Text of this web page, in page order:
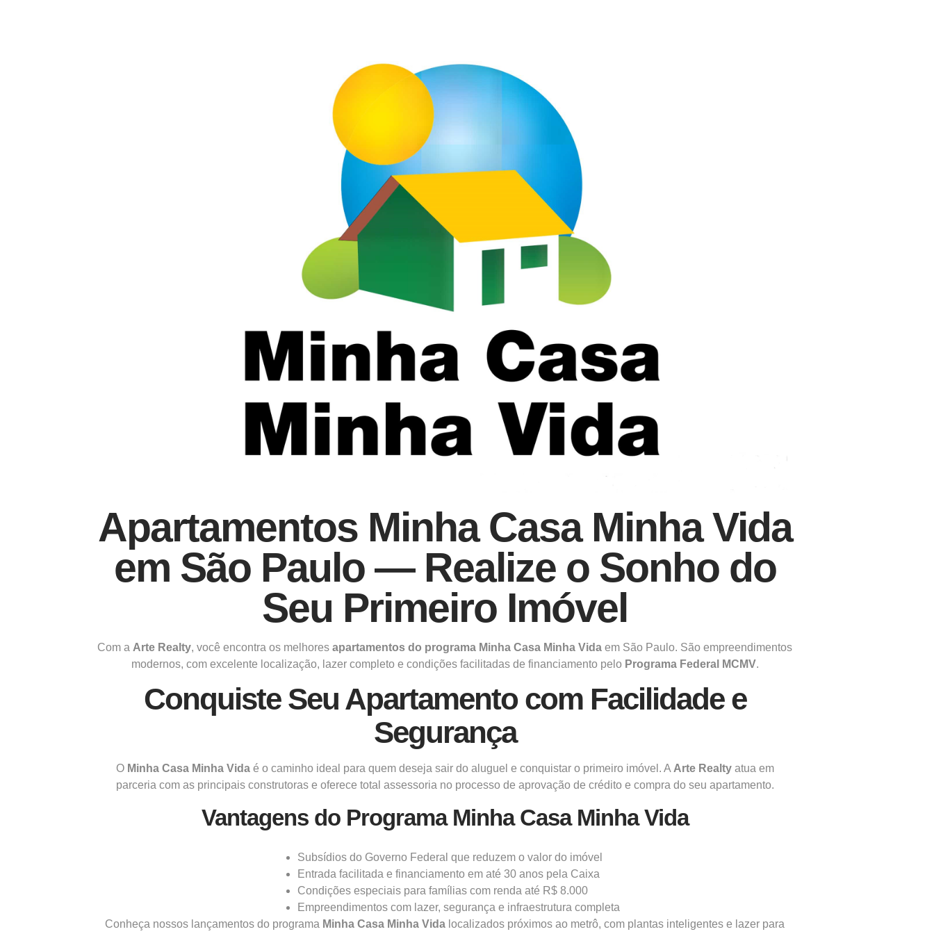
Apartamentos Minha Casa Minha Vida
em São Paulo — Realize o Sonho do
Seu Primeiro Imóvel
Com a Arte Realty, você encontra os melhores apartamentos do programa Minha Casa Minha Vida em São Paulo. São empreendimentos
modernos, com excelente localização, lazer completo e condições facilitadas de financiamento pelo Programa Federal MCMV.
Conquiste Seu Apartamento com Facilidade e
Segurança
O Minha Casa Minha Vidaé o caminho ideal para quem deseja sair do aluguel e conquistar o primeiro imóvel. AArte Realtyatua em
parceria com as principais construtoras e oferece total assessoria no processo de aprovação de crédito e compra do seu apartamento.
Vantagens do Programa Minha Casa Minha Vida
Subsídios do Governo Federal que reduzem o valor do imóvel
Entrada facilitada e financiamento em até 30 anos pela Caixa
Condições especiais para famílias com renda até R$ 8.000
Empreendimentos com lazer, segurança e infraestrutura completa
Conheça nossos lançamentos do programa Minha Casa Minha Vida localizados próximos ao metrô, com plantas inteligentes e lazer para